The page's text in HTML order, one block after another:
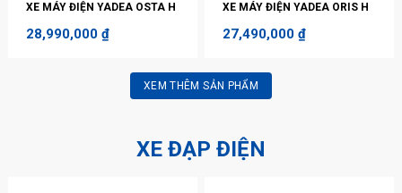
XE MÁY ĐIỆN YADEA OSTA H
28,990,000 ₫
XE MÁY ĐIỆN YADEA ORIS H
27,490,000 ₫
XEM THÊM SẢN PHẨM
XE ĐẠP ĐIỆN